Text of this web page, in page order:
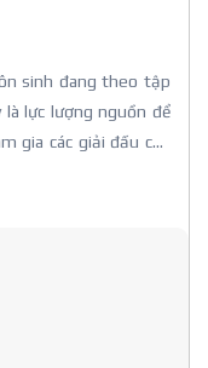
sinh đang theo tập
lực lượng nguồn để
gia các giải đấu của